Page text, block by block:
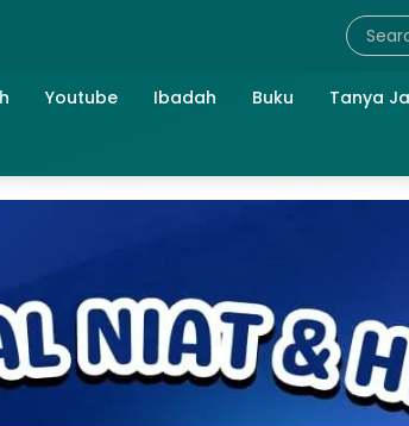
Youtube Ibadah Buku Tanya